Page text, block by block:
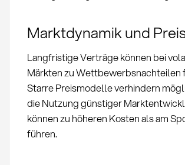
Marktdynamik und
Langfristige Verträge können bei
Märkten zu Wettbewerbsnachteilen
Starre Preismodelle verhindern
die Nutzung günstiger
können zu höheren Kosten als am
führen.